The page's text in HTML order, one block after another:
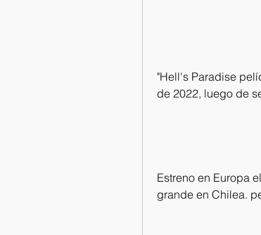
"Hell's Paradise
de 2022, luego de
Estreno en Europa
grande en Chilea.